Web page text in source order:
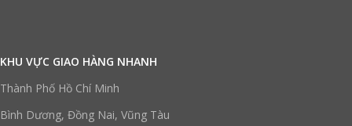
KHU VỰC GIAO HÀNG NHANH
Thành Phố Hồ Chí Minh
Bình Dương, Đồng Nai, Vũng Tàu